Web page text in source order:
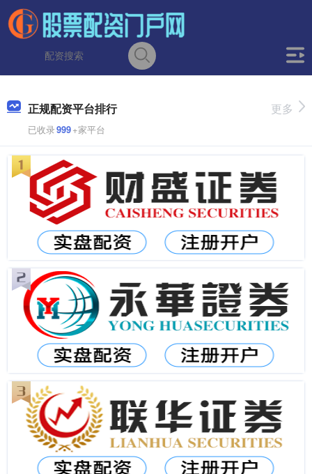
正规配资平台排行
已收录999+家平台
更多